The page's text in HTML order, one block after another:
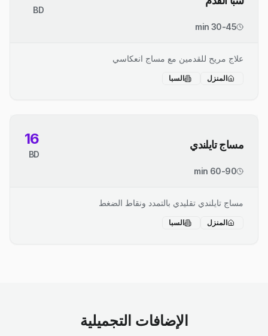
BD
30-45 min
علاج مريح للقدمين مع مساج انعكاسي
المنزل السبا
مساج تايلندي 16
BD
60-90 min
مساج تايلندي تقليدي بالتمدد ونقاط الضغط
المنزل السبا
الإضافات التجميلية